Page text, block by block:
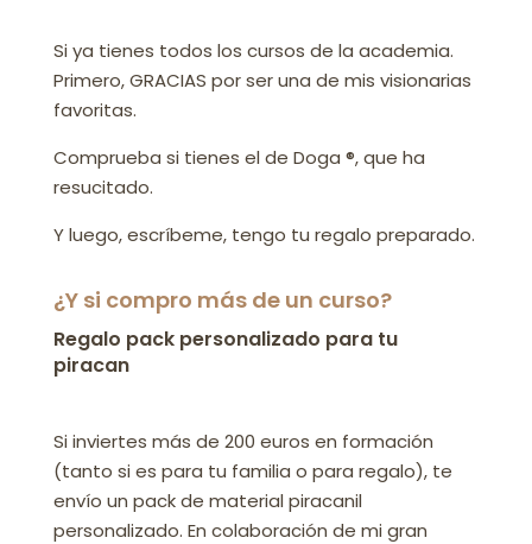
Si ya tienes todos los cursos de la academia.
Primero, GRACIAS por ser una de mis visionarias
favoritas.
Comprueba si tienes el de Doga ®, que ha
resucitado.
Y luego, escríbeme, tengo tu regalo preparado.
¿Y si compro más de un curso?
Regalo pack personalizado para tu
piracan
Si inviertes más de 200 euros en formación
(tanto si es para tu familia o para regalo), te
envío un pack de material piracanil
personalizado. En colaboración de mi gran